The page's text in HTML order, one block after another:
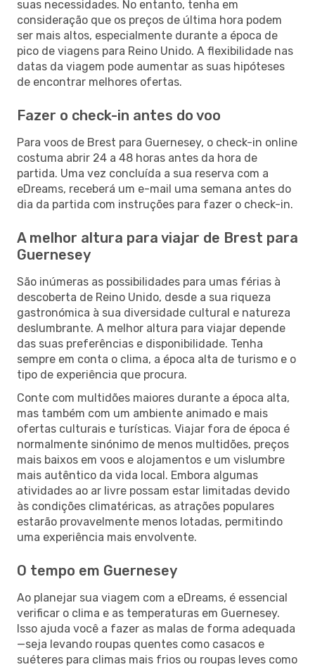
suas necessidades. No entanto, tenha em
consideração que os preços de última hora podem
ser mais altos, especialmente durante a época de
pico de viagens para Reino Unido. A flexibilidade nas
datas da viagem pode aumentar as suas hipóteses
de encontrar melhores ofertas.
Fazer o check-in antes do voo
Para voos de Brest para Guernesey, o check-in online
costuma abrir 24 a 48 horas antes da hora de
partida. Uma vez concluída a sua reserva com a
eDreams, receberá um e-mail uma semana antes do
dia da partida com instruções para fazer o check-in.
A melhor altura para viajar de Brest para
Guernesey
São inúmeras as possibilidades para umas férias à
descoberta de Reino Unido, desde a sua riqueza
gastronómica à sua diversidade cultural e natureza
deslumbrante. A melhor altura para viajar depende
das suas preferências e disponibilidade. Tenha
sempre em conta o clima, a época alta de turismo e o
tipo de experiência que procura.
Conte com multidões maiores durante a época alta,
mas também com um ambiente animado e mais
ofertas culturais e turísticas. Viajar fora de época é
normalmente sinónimo de menos multidões, preços
mais baixos em voos e alojamentos e um vislumbre
mais autêntico da vida local. Embora algumas
atividades ao ar livre possam estar limitadas devido
às condições climatéricas, as atrações populares
estarão provavelmente menos lotadas, permitindo
uma experiência mais envolvente.
O tempo em Guernesey
Ao planejar sua viagem com a eDreams, é essencial
verificar o clima e as temperaturas em Guernesey.
Isso ajuda você a fazer as malas de forma adequada
—seja levando roupas quentes como casacos e
suéteres para climas mais frios ou roupas leves como